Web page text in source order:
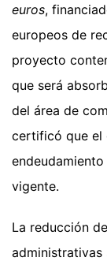
euros,
europeos de
proyecto
que será
del área de
certificó que el
vigente.
La reducción
administrativas